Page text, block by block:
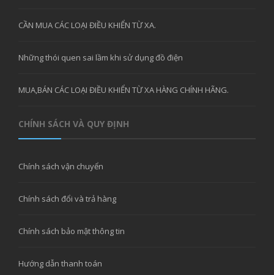
CẦN MUA CÁC LOẠI ĐIỀU KHIỂN TỪ XA.
Những thói quen sai lầm khi sử dụng đồ điện
MUA,BÁN CÁC LOẠI ĐIỀU KHIỂN TỪ XA HÀNG CHÍNH HÃNG.
CHÍNH SÁCH VÀ QUY ĐỊNH
Chính sách vận chuyển
Chính sách đổi và trả hàng
Chính sách bảo mật thông tin
Hướng dẫn thanh toán